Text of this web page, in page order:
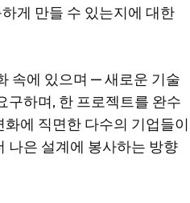
게 만들 수 있는지에 대한
속에 있으며 — 새로운 기술
구하며, 한 프로젝트를 완수
에 직면한 다수의 기업들이
나은 설계에 봉사하는 방향